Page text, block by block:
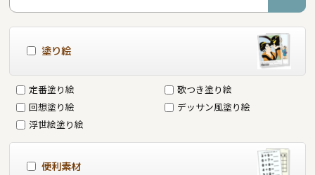
塗り絵
定番塗り絵
歌つき塗り絵
回想塗り絵
デッサン風塗り絵
浮世絵塗り絵
便利素材